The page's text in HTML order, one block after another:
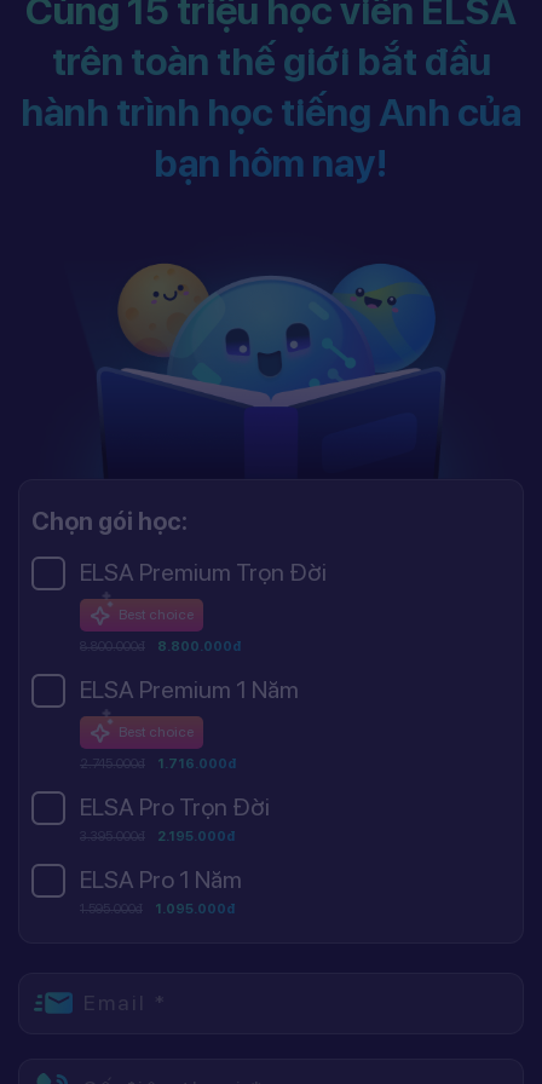
Cùng 15 triệu học viên ELSA
trên toàn thế giới bắt đầu
hành trình học tiếng Anh của
bạn hôm nay!
Chọn gói học:
ELSA Premium Trọn Đời
Best choice
8.800.000đ 8.800.000đ
ELSA Premium 1 Năm
Best choice
2.745.000đ 1.716.000đ
ELSA Pro Trọn Đời
3.395.000đ 2.195.000đ
ELSA Pro 1 Năm
1.595.000đ 1.095.000đ
Email *